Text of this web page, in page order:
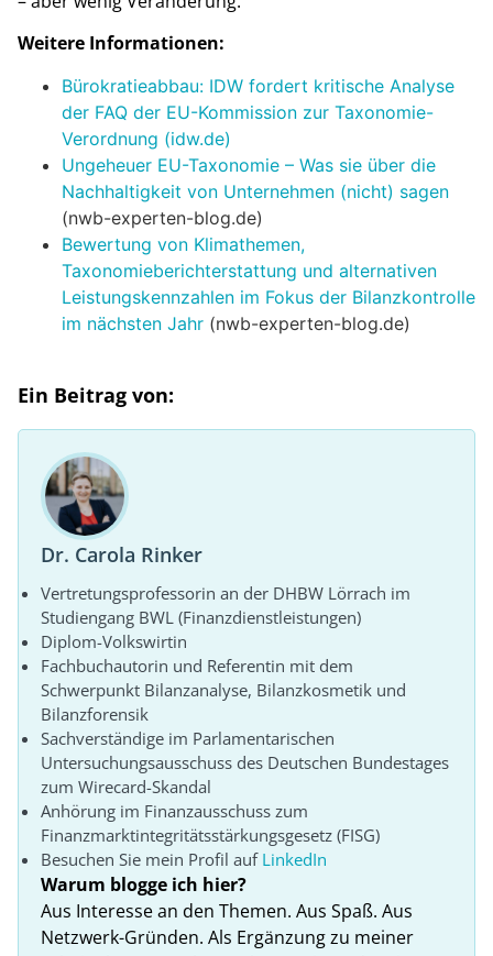
Weitere Informationen:
Bürokratieabbau: IDW fordert kritische Analyse
der FAQ der EU-Kommission zur Taxonomie-
Verordnung (idw.de)
Ungeheuer EU-Taxonomie – Was sie über die
Nachhaltigkeit von Unternehmen (nicht) sagen
(nwb-experten-blog.de)
Bewertung von Klimathemen,
Taxonomieberichterstattung und alternativen
Leistungskennzahlen im Fokus der Bilanzkontrolle
im nächsten Jahr (nwb-experten-blog.de)
Ein Beitrag von:
Dr. Carola Rinker
Vertretungsprofessorin an der DHBW Lörrach im
Studiengang BWL (Finanzdienstleistungen)
Diplom-Volkswirtin
Fachbuchautorin und Referentin mit dem
Schwerpunkt Bilanzanalyse, Bilanzkosmetik und
Bilanzforensik
Sachverständige im Parlamentarischen
Untersuchungsausschuss des Deutschen Bundestages
zum Wirecard-Skandal
Anhörung im Finanzausschuss zum
Finanzmarktintegritätsstärkungsgesetz (FISG)
Besuchen Sie mein Profil auf LinkedIn
Warum blogge ich hier?
Aus Interesse an den Themen. Aus Spaß. Aus
Netzwerk-Gründen. Als Ergänzung zu meiner